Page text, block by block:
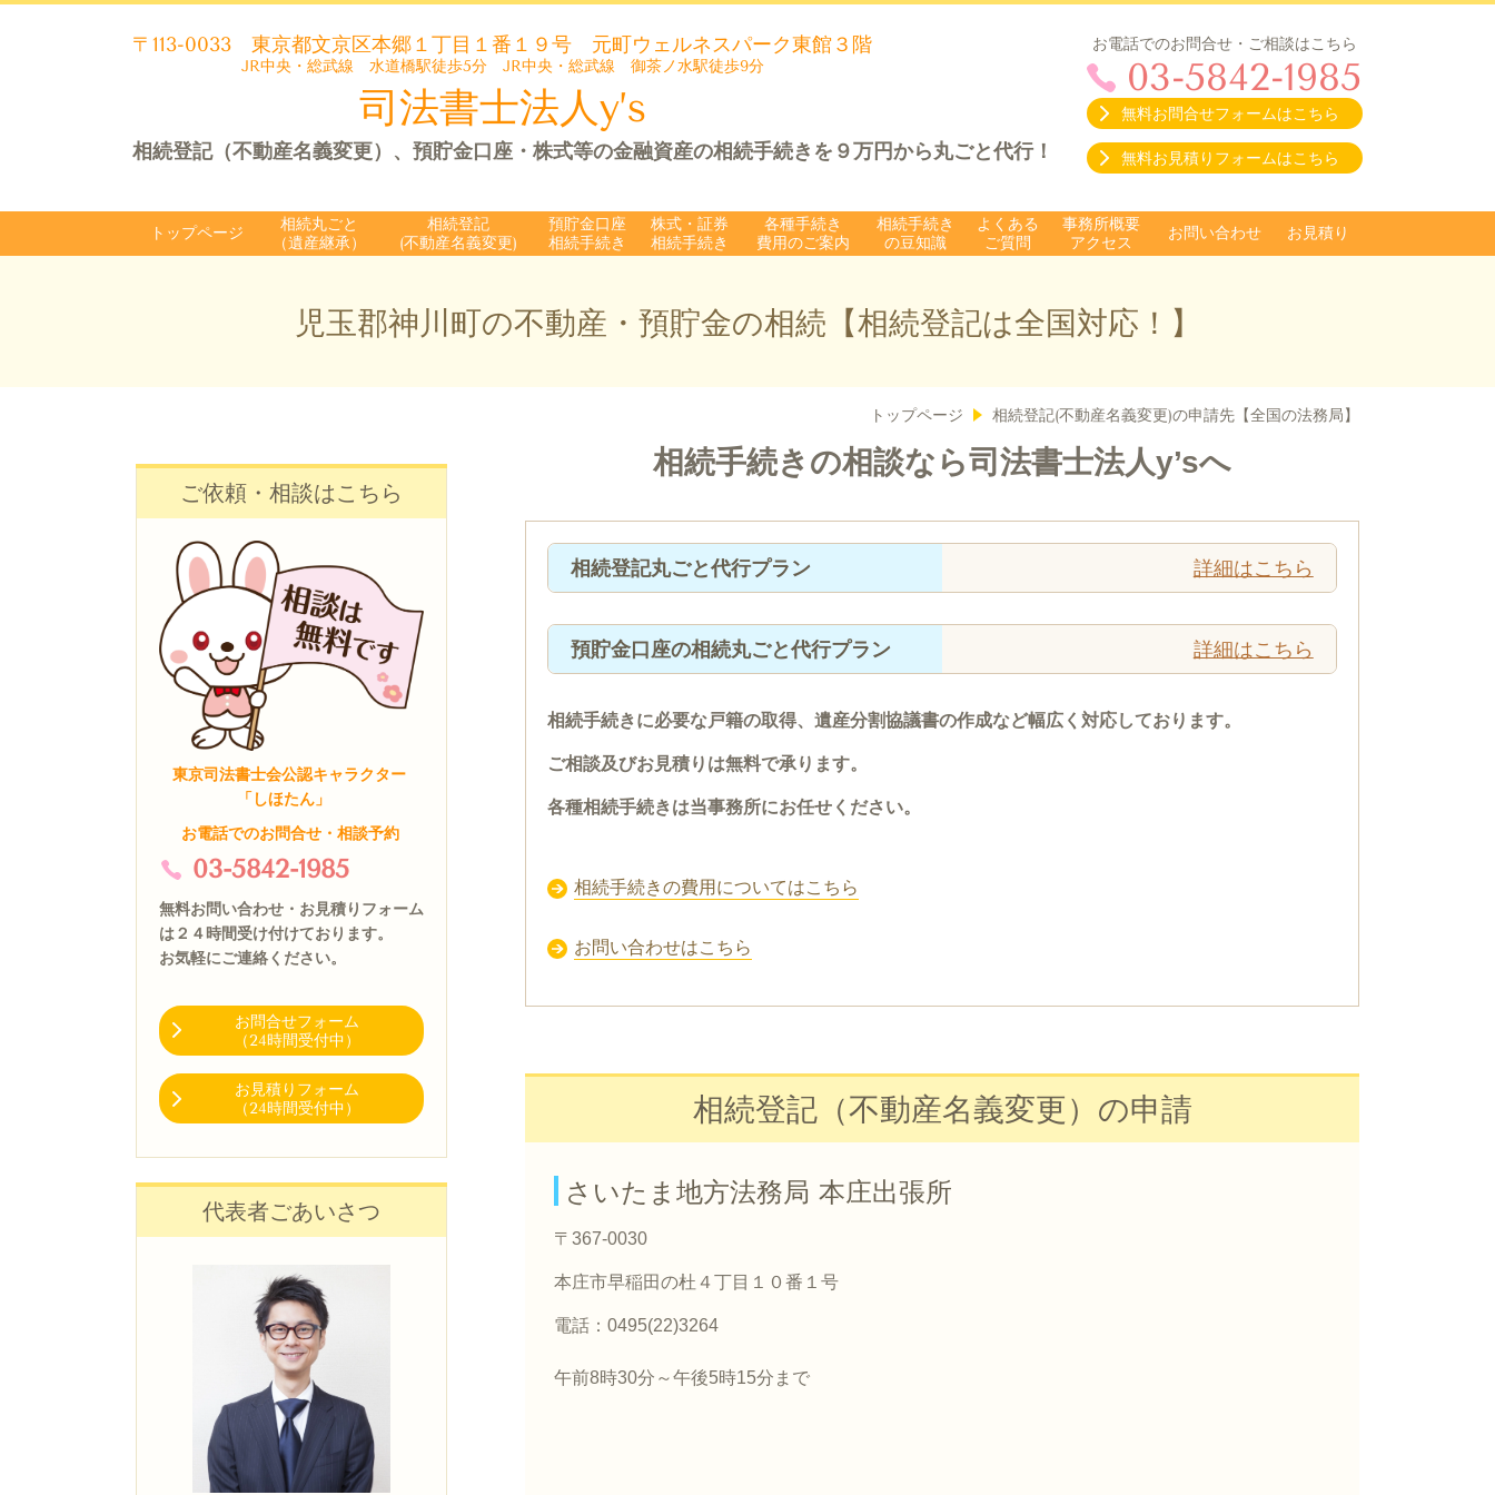
〒113-0033 東京都文京区本郷１丁目１番１９号 元町ウェルネスパーク東館３階
JR中央・総武線 水道橋駅徒歩5分 JR中央・総武線 御茶ノ水駅徒歩9分
司法書士法人y’s
相続登記（不動産名義変更）、預貯金口座・株式等の金融資産の相続手続きを９万円から丸ごと代行！
お電話でのお問合せ・ご相談はこちら
03-5842-1985
無料お問合せフォームはこちら
無料お見積りフォームはこちら
トップページ
相続丸ごと
（遺産継承）
相続登記
(不動産名義変更)
預貯金口座
相続手続き
株式・証券
相続手続き
各種手続き
費用のご案内
相続手続き
の豆知識
よくある
ご質問
事務所概要
アクセス
お問い合わせ お見積り
児玉郡神川町の不動産・預貯金の相続【相続登記は全国対応！】
トップページ 相続登記(不動産名義変更)の申請先【全国の法務局】
相続手続きの相談なら司法書士法人y’sへ
相続登記丸ごと代行プラン 詳細はこちら
預貯金口座の相続丸ごと代行プラン 詳細はこちら
相続手続きに必要な戸籍の取得、遺産分割協議書の作成など幅広く対応しております。
ご相談及びお見積りは無料で承ります。
各種相続手続きは当事務所にお任せください。
相続手続きの費用についてはこちら
お問い合わせはこちら
相続登記（不動産名義変更）の申請
さいたま地方法務局 本庄出張所
〒367-0030
本庄市早稲田の杜４丁目１０番１号
電話：0495(22)3264
午前8時30分～午後5時15分まで
ご依頼・相談はこちら
東京司法書士会公認キャラクター
「しほたん」
お電話でのお問合せ・相談予約
03-5842-1985
無料お問い合わせ・お見積りフォーム
は２４時間受け付けております。
お気軽にご連絡ください。
お問合せフォーム
（24時間受付中）
お見積りフォーム
（24時間受付中）
代表者ごあいさつ